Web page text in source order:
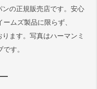
の正規販売店です。安心
ムズ製品に限らず、
ます。写真はハーマンミ
す。